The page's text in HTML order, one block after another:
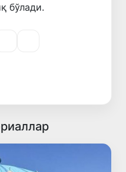
бўлади.